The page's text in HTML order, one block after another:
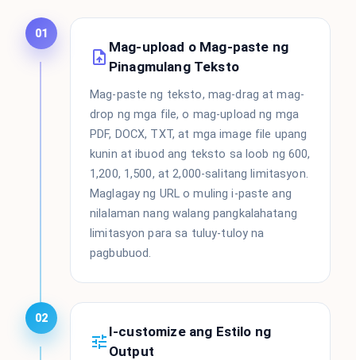
01
Mag-upload o Mag-paste ng
Pinagmulang Teksto
Mag-paste ng teksto, mag-drag at mag-
drop ng mga file, o mag-upload ng mga
PDF, DOCX, TXT, at mga image file upang
kunin at ibuod ang teksto sa loob ng 600,
1,200, 1,500, at 2,000-salitang limitasyon.
Maglagay ng URL o muling i-paste ang
nilalaman nang walang pangkalahatang
limitasyon para sa tuluy-tuloy na
pagbubuod.
02
I-customize ang Estilo ng
Output